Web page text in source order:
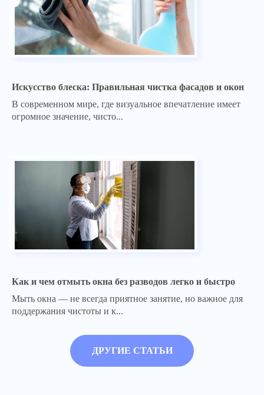
Искусство блеска: Правильная чистка фасадов и окон
В современном мире, где визуальное впечатление имеет
огромное значение, чисто...
Как и чем отмыть окна без разводов легко и быстро
Мыть окна — не всегда приятное занятие, но важное для
поддержания чистоты и к...
ДРУГИЕ СТАТЬИ